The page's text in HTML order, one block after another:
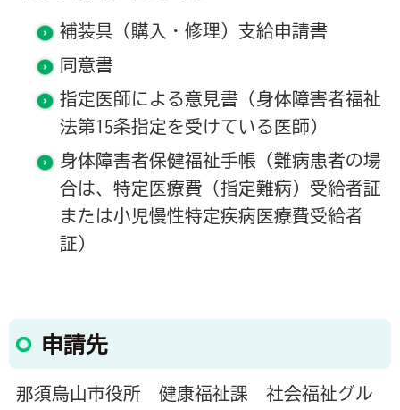
補装具（購入・修理）支給申請書
同意書
指定医師による意見書（身体障害者福祉
法第15条指定を受けている医師）
身体障害者保健福祉手帳（難病患者の場
合は、特定医療費（指定難病）受給者証
または小児慢性特定疾病医療費受給者
証）
申請先
那須烏山市役所 健康福祉課 社会福祉グル